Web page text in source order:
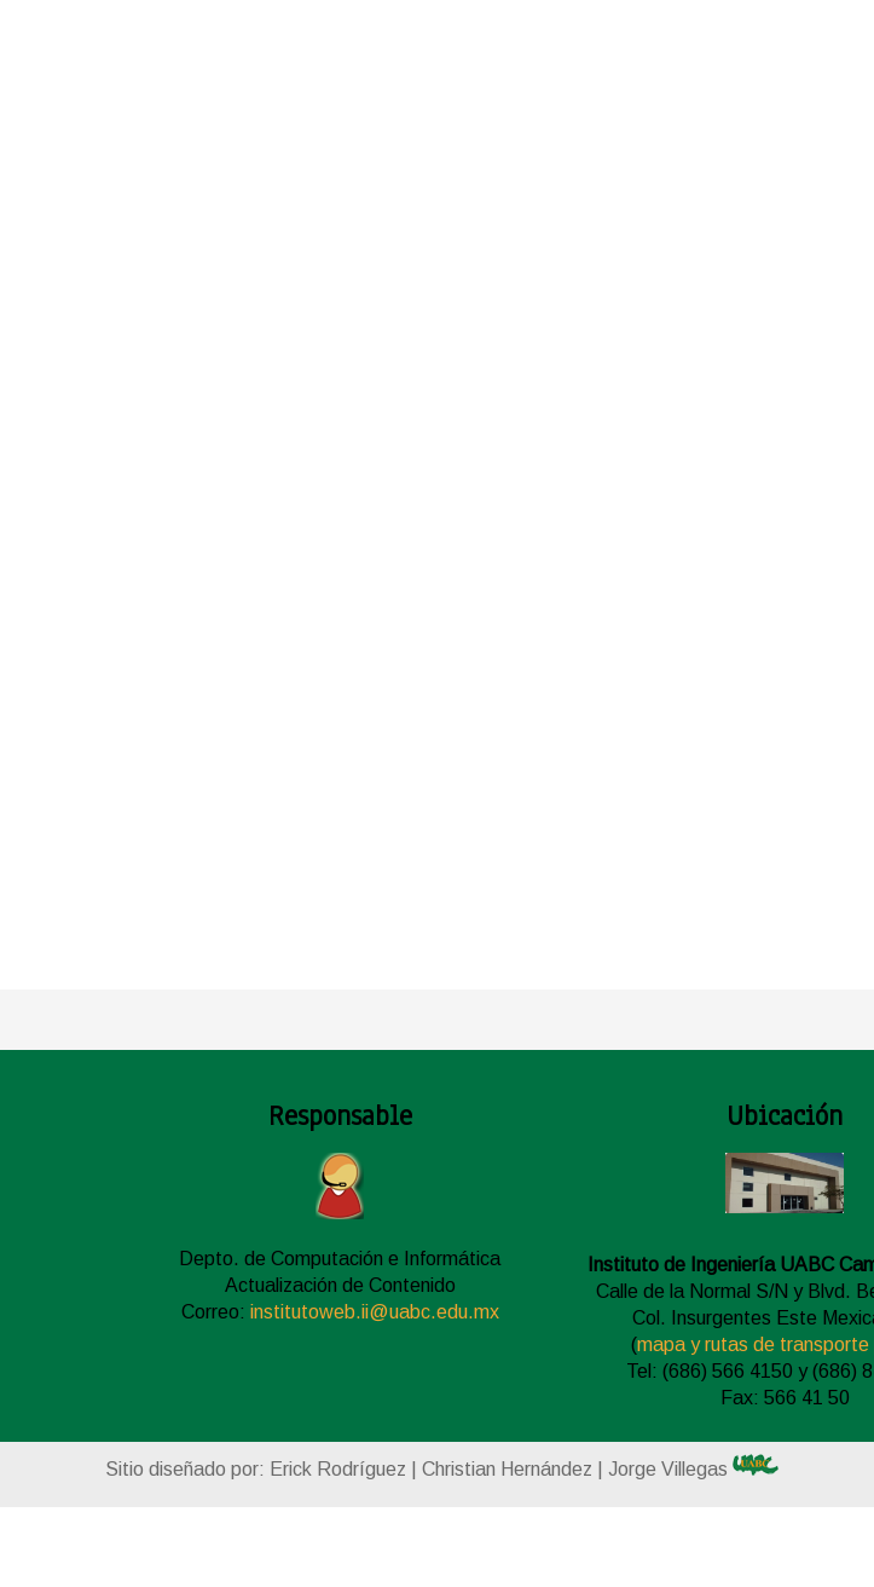
Responsable
Depto. de Computación e Informática
Actualización de Contenido
Correo: institutoweb.ii@uabc.edu.mx
Ubicación
Instituto de Ingeniería UABC
Calle de la Normal S/N y Blvd.
Col. Insurgentes Este
(mapa y rutas de transporte
Tel: (686) 566 4150 y (686)
Fax: 566 41 50
Sitio diseñado por: Erick Rodríguez | Christian Hernández | Jorge Villegas